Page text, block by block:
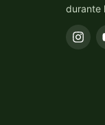
durante